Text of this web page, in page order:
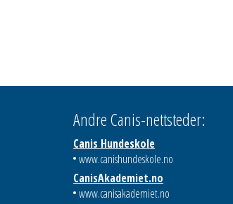
Andre Canis-nettsteder:
Canis Hundeskole
www.canishundeskole.no
CanisAkademiet.no
www.canisakademiet.no